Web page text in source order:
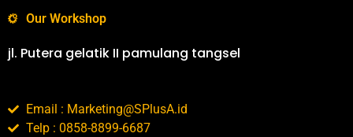
Our Workshop
jl. Putera gelatik II pamulang tangsel
Email : Marketing@SPlusA.id
Telp : 0858-8899-6687